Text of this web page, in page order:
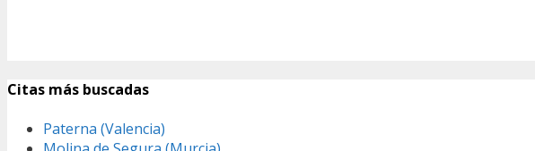
Citas más buscadas
Paterna (Valencia)